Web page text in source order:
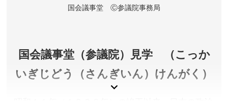
国会議事堂 Ⓒ参議院事務局
国会議事堂（参議院）見学 （こっか
いぎじどう（さんぎいん）けんがく）